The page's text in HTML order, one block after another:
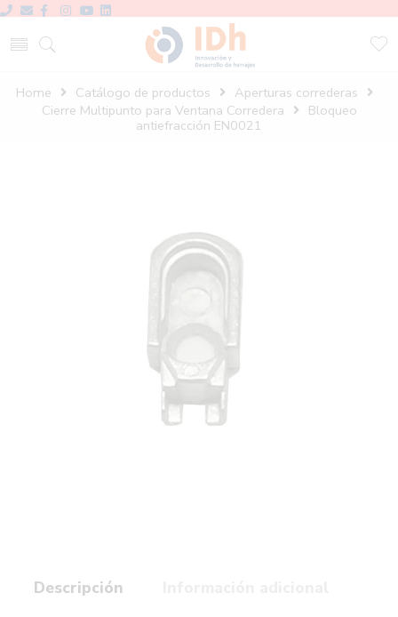
Home Catálogo de productos
Aperturas correderas
Cierre Multipunto para Ventana Corredera
Bloqueo
antiefracción EN0021
Descripción